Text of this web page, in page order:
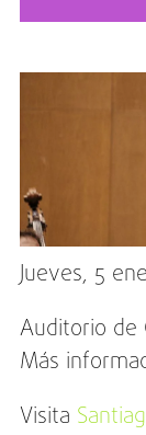
Jueves, 5
Auditorio de
Más
Visita